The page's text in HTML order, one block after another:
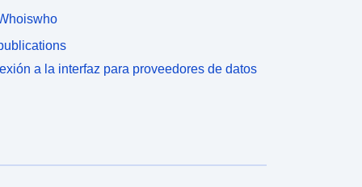
a la interfaz para proveedores de datos